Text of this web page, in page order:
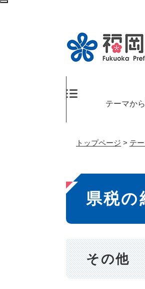
ペ
テーマか
トップページ > テ
本
文
県税の
その他